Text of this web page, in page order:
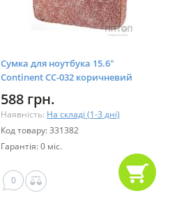
Сумка для ноутбука 15.6"
Continent CC-032 коричневий
588 грн.
Наявність: На складі (1-3 дні)
Код товару: 331382
Гарантія: 0 міс.
0